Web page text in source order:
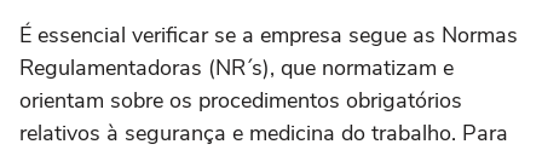
É essencial verificar se a empresa segue as Normas
Regulamentadoras (NR´s), que normatizam e
orientam sobre os procedimentos obrigatórios
relativos à segurança e medicina do trabalho. Para